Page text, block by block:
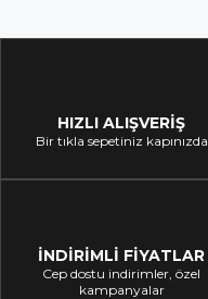
HIZLI ALIŞVERİŞ
Bir tıkla sepetiniz kapınızda
İNDİRİMLİ FİYATLAR
Cep dostu indirimler, özel
kampanyalar